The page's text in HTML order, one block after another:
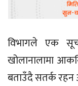
विभागले एक
खोलानालामा
बताउँदै सतर्क रहन